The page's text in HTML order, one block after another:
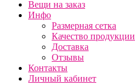
Вещи на заказ
Инфо
Размерная сетка
Качество продукции
Доставка
Отзывы
Контакты
Личный кабинет